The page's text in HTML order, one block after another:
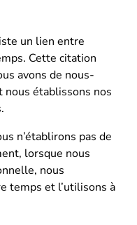
un lien entre
Cette citation
avons de nous-
nous établissons nos
n’établirons pas de
lorsque nous
nous
temps et l’utilisons à